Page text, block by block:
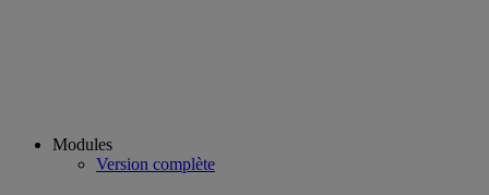
Modules
Version complète